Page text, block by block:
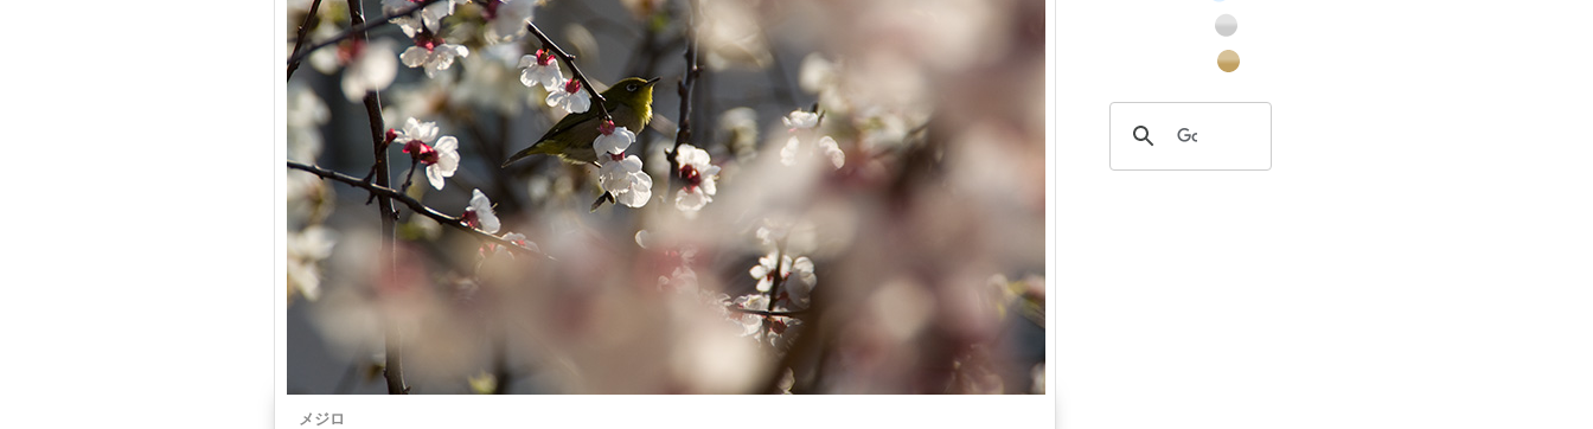
メジロ
白色の花のフリー写真素材
昆虫のフリー写真素材